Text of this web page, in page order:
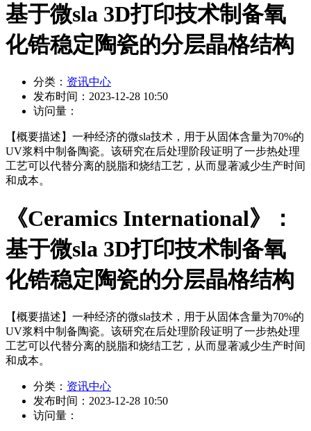
基于微sla 3D打印技术制备氧
化锆稳定陶瓷的分层晶格结构
分类： 资讯中心
发布时间： 2023-12-28 10:50
访问量：
【概要描述】 一种经济的微sla技术，用于从固体含量为70%的
UV浆料中制备陶瓷。该研究在后处理阶段证明了一步热处理
工艺可以代替分离的脱脂和烧结工艺，从而显著减少生产时间
和成本。
《Ceramics International》：
基于微sla 3D打印技术制备氧
化锆稳定陶瓷的分层晶格结构
【概要描述】 一种经济的微sla技术，用于从固体含量为70%的
UV浆料中制备陶瓷。该研究在后处理阶段证明了一步热处理
工艺可以代替分离的脱脂和烧结工艺，从而显著减少生产时间
和成本。
分类： 资讯中心
发布时间： 2023-12-28 10:50
访问量：